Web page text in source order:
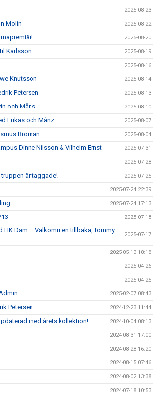
2025-08-23
Molin 2025-08-22
2025-08-20
Karlsson 2025-08-19
2025-08-16
Knutsson 2025-08-14
Petersen 2025-08-13
och Måns 2025-08-10
Lukas och Månz 2025-08-07
Broman 2025-08-04
Dinne Nilsson & Vilhelm Ernst 2025-07-31
2025-07-28
är taggade! 2025-07-25
2025-07-24 22:39
2025-07-24 17:13
2025-07-18
HK Dam – Välkommen tillbaka, Tommy
2025-07-17
2025-05-13 18:18
2025-04-26
2025-04-25
2025-02-07 08:43
Petersen 2024-12-23 11:44
med årets kollektion! 2024-10-04 08:13
2024-08-31 17:00
2024-08-28 16:20
2024-08-15 07:46
2024-08-02 13:38
2024-07-18 10:53